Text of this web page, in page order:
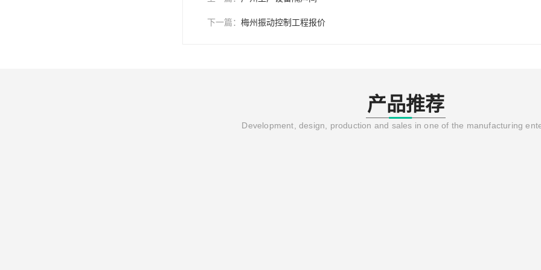
下一篇： 梅州振动控制工程报价
产品推荐
Development, design, production and sales in one of the manufacturing